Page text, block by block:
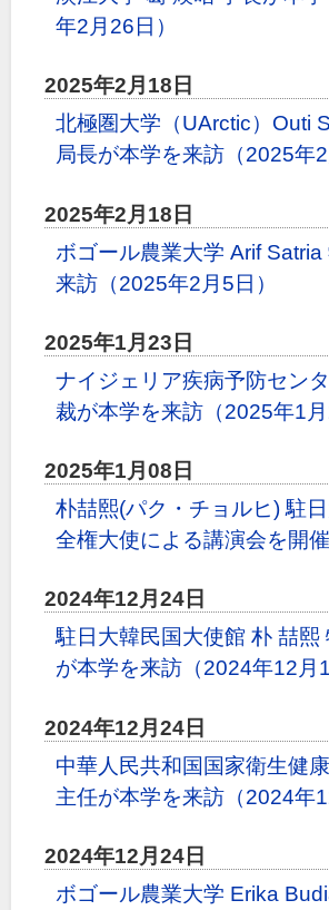
年2月26日）
2025年2月18日
北極圏大学（UArctic）Outi
局長が本学を来訪（2025年2
2025年2月18日
ボゴール農業大学 Arif Satria
来訪（2025年2月5日）
2025年1月23日
ナイジェリア疾病予防セン
裁が本学を来訪（2025年1月
2025年1月08日
朴喆熙(パク・チョルヒ) 駐
全権大使による講演会を開催
2024年12月24日
駐日大韓民国大使館 朴 喆熙
が本学を来訪（2024年12月
2024年12月24日
中華人民共和国国家衛生健
主任が本学を来訪（2024年
2024年12月24日
ボゴール農業大学 Erika